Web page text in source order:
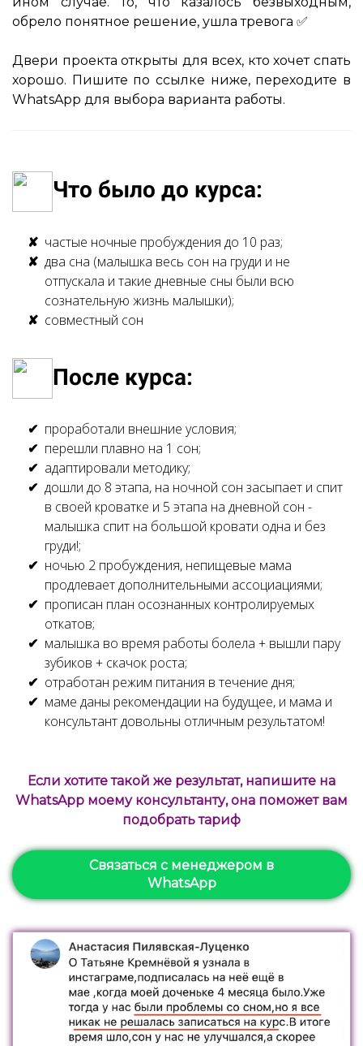
обрело понятное решение, ушла тревога ✅⠀
Двери проекта открыты для всех, кто хочет спать
хорошо. Пишите по ссылке ниже, переходите в
WhatsApp для выбора варианта работы.
Что было до курса:
частые ночные пробуждения до 10 раз;
два сна (малышка весь сон на груди и не
отпускала и такие дневные сны были всю
сознательную жизнь малышки);
совместный сон
После курса:
проработали внешние условия;
перешли плавно на 1 сон;
адаптировали методику;
дошли до 8 этапа, на ночной сон засыпает и спит
в своей кроватке и 5 этапа на дневной сон -
малышка спит на большой кровати одна и без
груди!;
ночью 2 пробуждения, непищевые мама
продлевает дополнительными ассоциациями;
прописан план осознанных контролируемых
откатов;
малышка во время работы болела + вышли пару
зубиков + скачок роста;
отработан режим питания в течение дня;
маме даны рекомендации на будущее, и мама и
консультант довольны отличным результатом!
Если хотите такой же результат, напишите на
WhatsApp моему консультанту, она поможет вам
подобрать тариф
Связаться с менеджером в
WhatsApp